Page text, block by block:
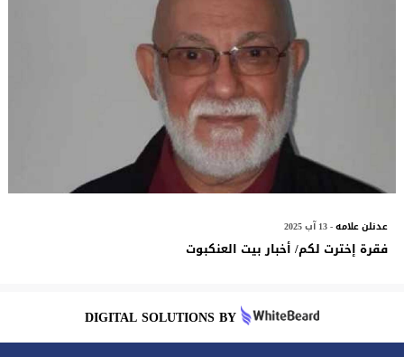
عدنلن علامه- 13 آب 2025
فقرة إخترت لكم/ أخبار بيت العنكبوت
DIGITAL SOLUTIONS BY